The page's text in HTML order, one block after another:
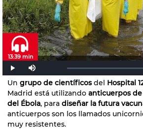
13:39 min
Un grupo de científicosdel Hospital
Madrid está utilizando anticuerpos
del Ébola, para diseñar la futura
anticuerpos son los llamados
muy resistentes.